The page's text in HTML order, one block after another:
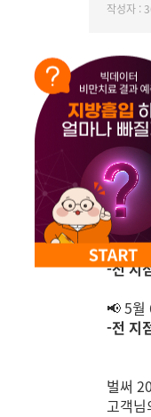
작성자 :
안녕하
📢 5월
-1일(
📢5월
-전 지
📢5월
-전 지
벌써
고객